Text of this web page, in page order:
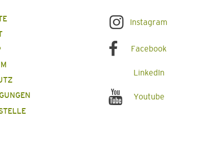
Instagram
Facebook
LinkedIn
Youtube